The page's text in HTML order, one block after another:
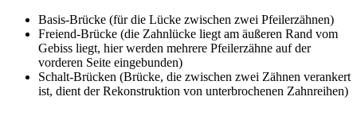
Basis-Brücke (für die Lücke zwischen zwei Pfeilerzähnen)
Freiend-Brücke (die Zahnlücke liegt am äußeren Rand vom
Gebiss liegt, hier werden mehrere Pfeilerzähne auf der
vorderen Seite eingebunden)
Schalt-Brücken (Brücke, die zwischen zwei Zähnen verankert
ist, dient der Rekonstruktion von unterbrochenen Zahnreihen)